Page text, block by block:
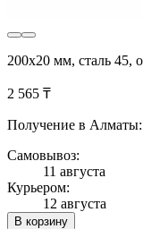
200х20 мм, сталь 45,
2 565 ₸
Получение в Алматы:
Самовывоз:
11 августа
Курьером:
12 августа
В корзину